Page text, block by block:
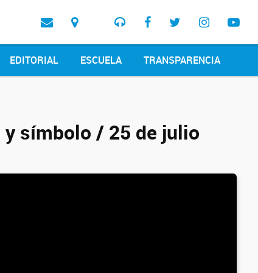
EDITORIAL ESCUELA TRANSPARENCIA
símbolo / 25 de julio